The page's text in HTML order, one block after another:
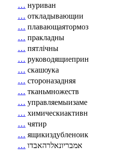
… нуриван
… откладывающии
… плавающаятормоз
… пракладны
… пятлічны
… руководящиеприн
… скашоука
… стороназадняя
… тканьмножеств
… управляемыизаме
… химическиактивн
… чятир
… ящикиздубленоик
… אמבריונאלרהאבדו